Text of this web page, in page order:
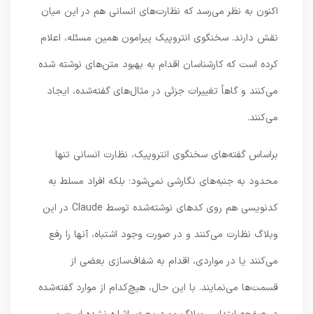
اکنون به نظر می‌رسد که نظارت‌های انسانی هم در این میان
نقش دارند. سخنگوی انتروپیک پیرامون همین مسئله، اعلام
کرده است که کارشناسان اقدام به بهبود متن‌های نوشته شده
می‌کنند و گاهاً تغییرات جزئی در مثال‌های گفته‌شده، ایجاد
می‌کنند.
براساس گفته‌های سخنگوی انتروپیک، نظارت انسانی تنها
محدود به جنبه‌های نگارشی نمی‌شود؛ بلکه افراد مسلط به
کدنویسی هم روی کدهای نوشته‌شده توسط Claude در این
وبلاگ نظارت می‌کنند و در صورت وجود اشتباه، آنها را رفع
می‌کنند یا در مواردی، اقدام به شفاف‌سازی بعضی از
قسمت‌ها می‌نمایند. با این حال، هیچ‌کدام از موارد گفته‌شده